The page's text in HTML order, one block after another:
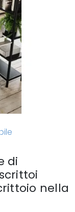
di
nella